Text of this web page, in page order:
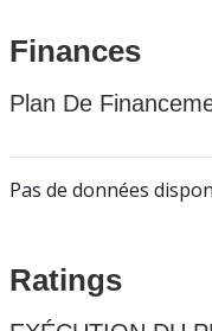
Finances
Plan De
Pas de données
Ratings